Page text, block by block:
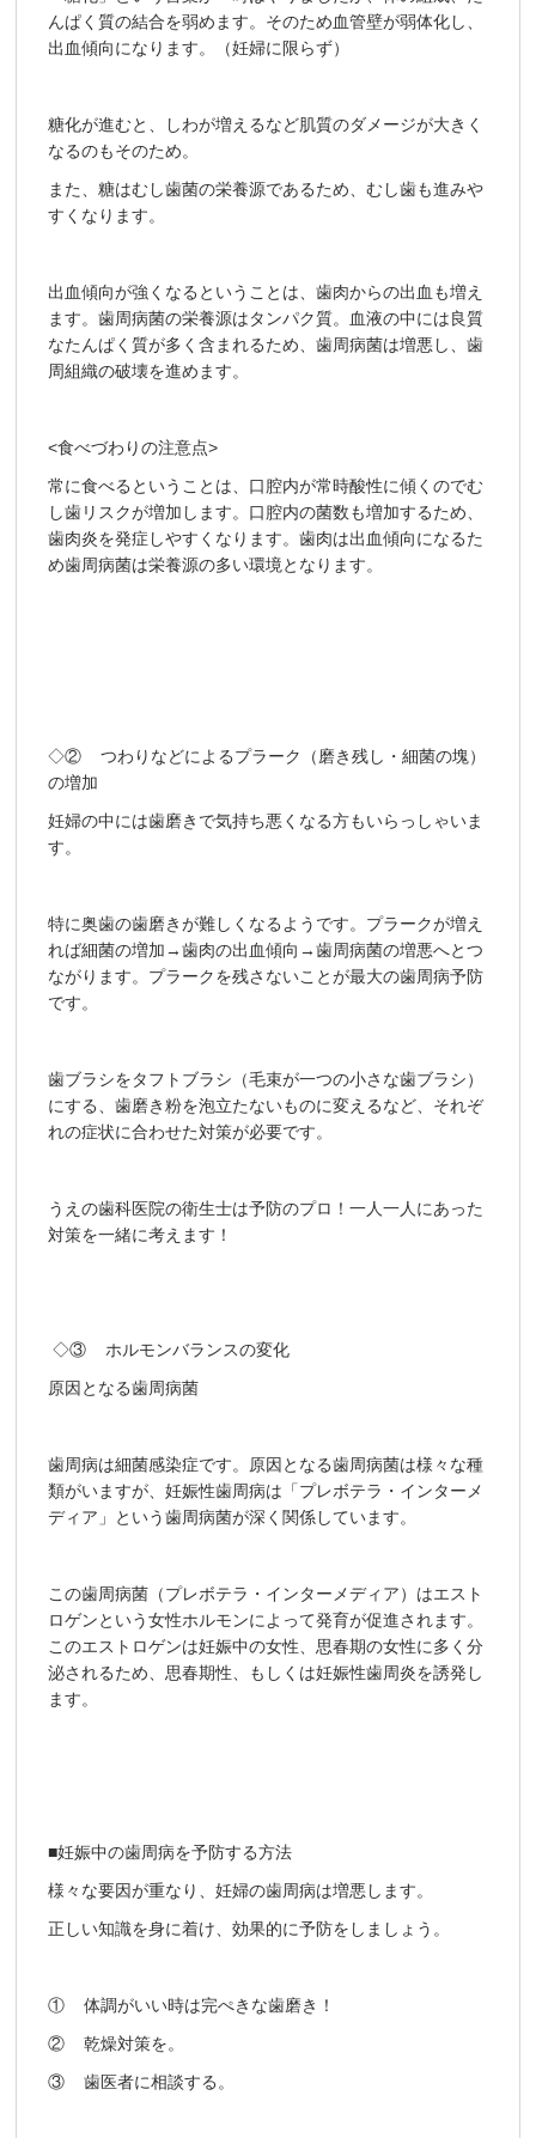
んぱく質の結合を弱めます。そのため血管壁が弱体化し、
出血傾向になります。（妊婦に限らず）
糖化が進むと、しわが増えるなど肌質のダメージが大きく
なるのもそのため。
また、糖はむし歯菌の栄養源であるため、むし歯も進みや
すくなります。
出血傾向が強くなるということは、歯肉からの出血も増え
ます。歯周病菌の栄養源はタンパク質。血液の中には良質
なたんぱく質が多く含まれるため、歯周病菌は増悪し、歯
周組織の破壊を進めます。
<食べづわりの注意点>
常に食べるということは、口腔内が常時酸性に傾くのでむ
し歯リスクが増加します。口腔内の菌数も増加するため、
歯肉炎を発症しやすくなります。歯肉は出血傾向になるた
め歯周病菌は栄養源の多い環境となります。
◇② つわりなどによるプラーク（磨き残し・細菌の塊）
の増加
妊婦の中には歯磨きで気持ち悪くなる方もいらっしゃいま
す。
特に奥歯の歯磨きが難しくなるようです。プラークが増え
れば細菌の増加→歯肉の出血傾向→歯周病菌の増悪へとつ
ながります。プラークを残さないことが最大の歯周病予防
です。
歯ブラシをタフトブラシ（毛束が一つの小さな歯ブラシ）
にする、歯磨き粉を泡立たないものに変えるなど、それぞ
れの症状に合わせた対策が必要です。
うえの歯科医院の衛生士は予防のプロ！一人一人にあった
対策を一緒に考えます！
◇③ ホルモンバランスの変化
原因となる歯周病菌
歯周病は細菌感染症です。原因となる歯周病菌は様々な種
類がいますが、妊娠性歯周病は「プレボテラ・インターメ
ディア」という歯周病菌が深く関係しています。
この歯周病菌（プレボテラ・インターメディア）はエスト
ロゲンという女性ホルモンによって発育が促進されます。
このエストロゲンは妊娠中の女性、思春期の女性に多く分
泌されるため、思春期性、もしくは妊娠性歯周炎を誘発し
ます。
■妊娠中の歯周病を予防する方法
様々な要因が重なり、妊婦の歯周病は増悪します。
正しい知識を身に着け、効果的に予防をしましょう。
① 体調がいい時は完ぺきな歯磨き！
② 乾燥対策を。
③ 歯医者に相談する。